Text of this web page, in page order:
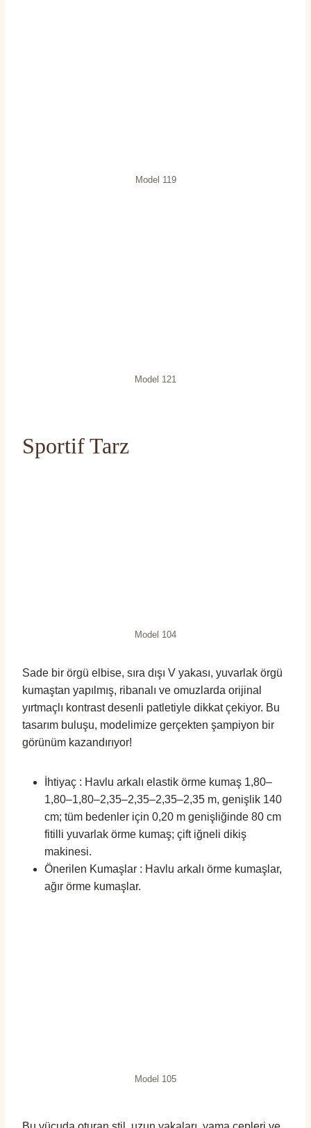
Model 119
Model 121
Sportif Tarz
Model 104
Sade bir örgü elbise, sıra dışı V yakası, yuvarlak örgü
kumaştan yapılmış, ribanalı ve omuzlarda orijinal
yırtmaçlı kontrast desenli patletiyle dikkat çekiyor. Bu
tasarım buluşu, modelimize gerçekten şampiyon bir
görünüm kazandırıyor!
İhtiyaç : Havlu arkalı elastik örme kumaş 1,80–
1,80–1,80–2,35–2,35–2,35–2,35 m, genişlik 140
cm; tüm bedenler için 0,20 m genişliğinde 80 cm
fitilli yuvarlak örme kumaş; çift ​​iğneli dikiş
makinesi.
Önerilen Kumaşlar : Havlu arkalı örme kumaşlar,
ağır örme kumaşlar.
Model 105